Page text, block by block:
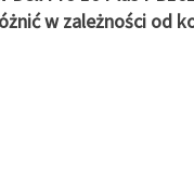
w zależności od